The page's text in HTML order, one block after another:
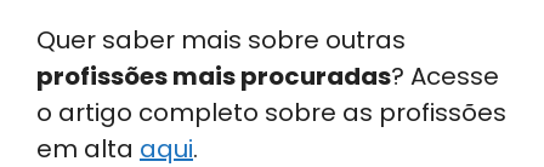
Quer saber mais sobre outras
profissões mais procuradas? Acesse
o artigo completo sobre as profissões
em alta aqui.